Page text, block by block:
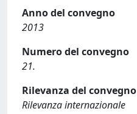
Anno del convegno
2013
Numero del convegno
21.
Rilevanza del convegno
Rilevanza internazionale